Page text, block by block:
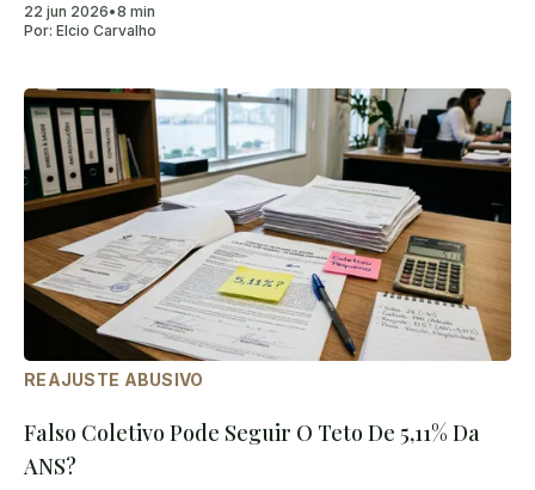
22 jun 2026•8 min
Por: Elcio Carvalho
REAJUSTE ABUSIVO
Falso Coletivo Pode Seguir O Teto De 5,11% Da
ANS?